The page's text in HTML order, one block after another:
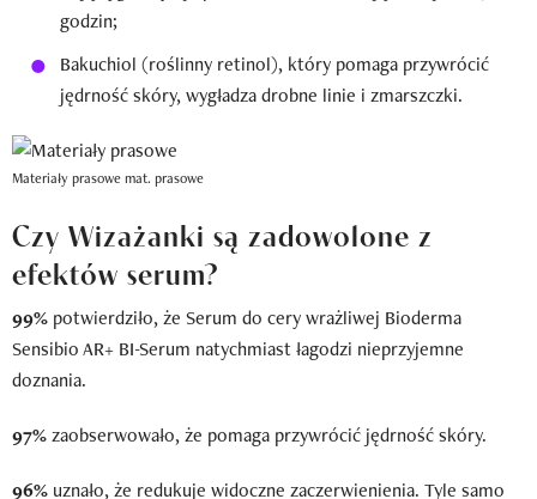
godzin;
Bakuchiol (roślinny retinol), który pomaga przywrócić
jędrność skóry, wygładza drobne linie i zmarszczki.
Materiały prasowemat. prasowe
Czy Wizażanki są zadowolone z
efektów serum?
99% potwierdziło, że Serum do cery wrażliwej Bioderma
Sensibio AR+ BI-Serum natychmiast łagodzi nieprzyjemne
doznania.
97%zaobserwowało, że pomaga przywrócić jędrność skóry.
96% uznało, że redukuje widoczne zaczerwienienia. Tyle samo